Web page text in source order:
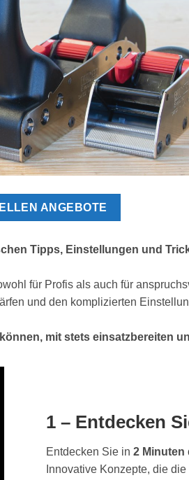
ANGEBOTE
Tipps, Einstellungen und
für Profis als auch für
und den komplizierten
mit stets einsatzbereiten
1 – Entdecken
Entdecken Sie in 2 Minuten
Innovative Konzepte, die